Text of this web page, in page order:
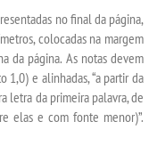
no final da página,
colocadas na margem
da página. As notas devem
1,0) e alinhadas, “a partir da
letra da primeira palavra, de
elas e com fonte menor)”.